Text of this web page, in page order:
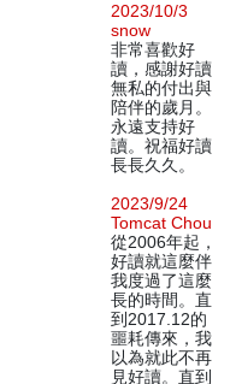
2023/10/3
snow
非常喜歡好
讀，感謝好讀
無私的付出與
陪伴的歲月。
永遠支持好
讀。祝福好讀
長長久久。
2023/9/24
Tomcat Chou
從2006年起，
好讀就這麼伴
我度過了這麼
長的時間。直
到2017.12的
噩耗傳來，我
以為就此不再
見好讀。直到